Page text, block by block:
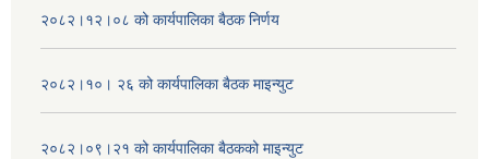
२०८२।१२।०८ को कार्यपालिका बैठक निर्णय
२०८२।१०। २६ को कार्यपालिका बैठक माइन्युट
२०८२।०९।२१ को कार्यपालिका बैठकको माइन्युट